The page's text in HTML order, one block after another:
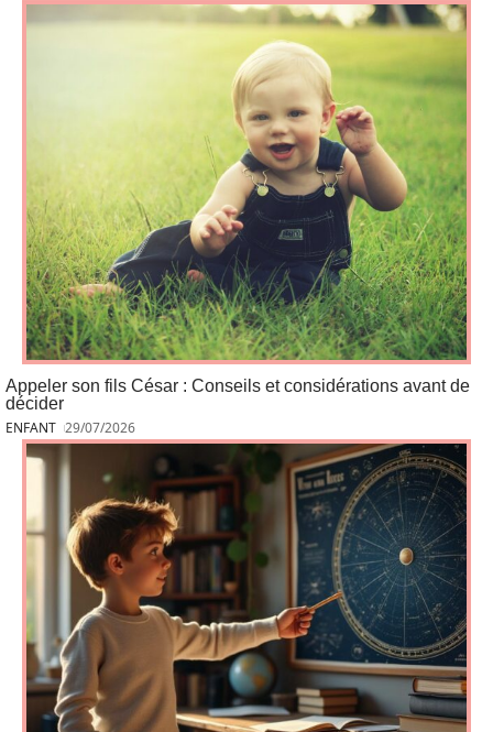
Appeler son fils César : Conseils et considérations avant de
décider
ENFANT 29/07/2026